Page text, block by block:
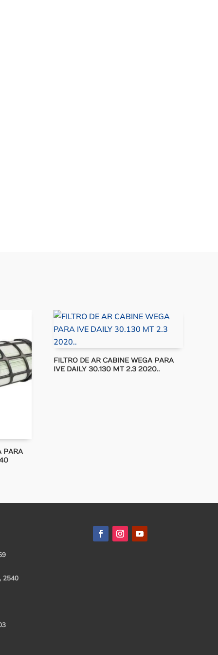
PARA
FILTRO DE AR CABINE WEGA PARA
IVE DAILY 30.130 MT 2.3 2020..
2540